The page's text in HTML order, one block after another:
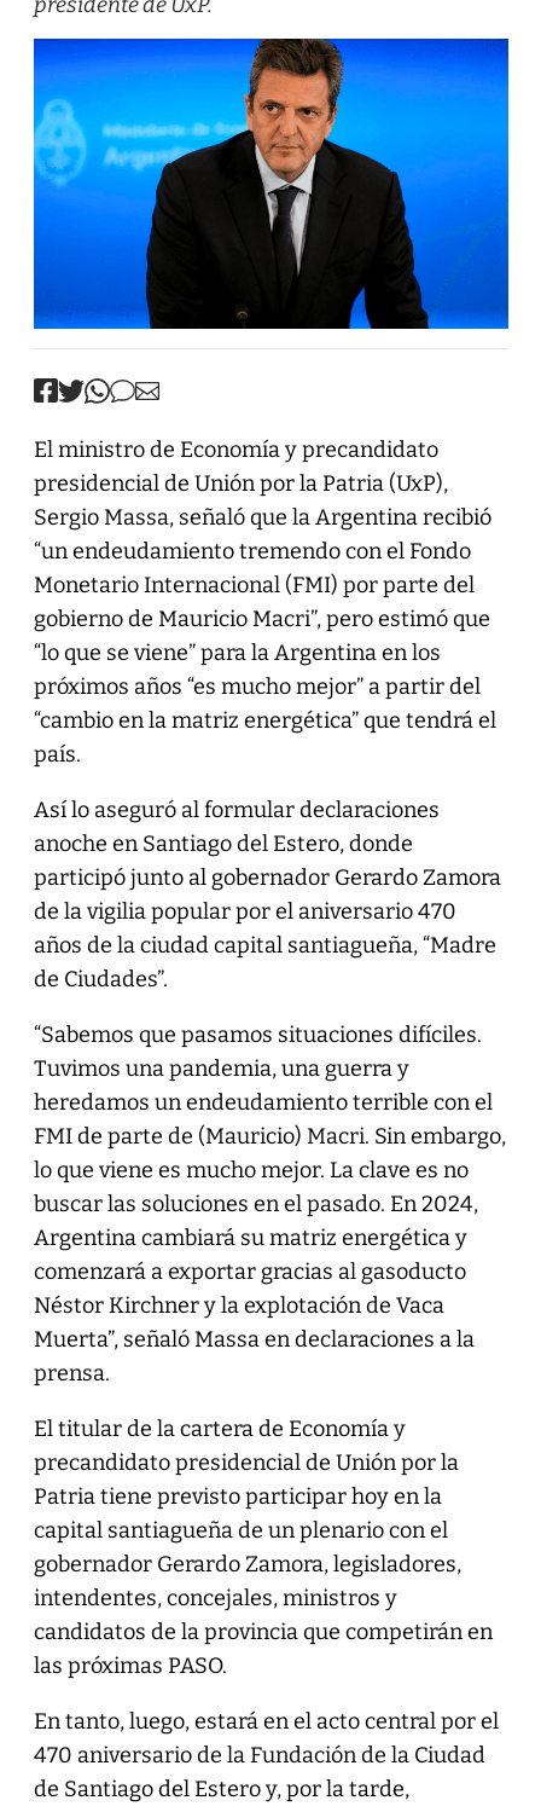
El ministro de Economía y precandidato
presidencial de Unión por la Patria (UxP),
Sergio Massa, señaló que la Argentina recibió
“un endeudamiento tremendo con el Fondo
Monetario Internacional (FMI) por parte del
gobierno de Mauricio Macri”, pero estimó que
“lo que se viene” para la Argentina en los
próximos años “es mucho mejor” a partir del
“cambio en la matriz energética” que tendrá el
país.
Así lo aseguró al formular declaraciones
anoche en Santiago del Estero, donde
participó junto al gobernador Gerardo Zamora
de la vigilia popular por el aniversario 470
años de la ciudad capital santiagueña, “Madre
de Ciudades”.
“Sabemos que pasamos situaciones difíciles.
Tuvimos una pandemia, una guerra y
heredamos un endeudamiento terrible con el
FMI de parte de (Mauricio) Macri. Sin embargo,
lo que viene es mucho mejor. La clave es no
buscar las soluciones en el pasado. En 2024,
Argentina cambiará su matriz energética y
comenzará a exportar gracias al gasoducto
Néstor Kirchner y la explotación de Vaca
Muerta”, señaló Massa en declaraciones a la
prensa.
El titular de la cartera de Economía y
precandidato presidencial de Unión por la
Patria tiene previsto participar hoy en la
capital santiagueña de un plenario con el
gobernador Gerardo Zamora, legisladores,
intendentes, concejales, ministros y
candidatos de la provincia que competirán en
las próximas PASO.
En tanto, luego, estará en el acto central por el
470 aniversario de la Fundación de la Ciudad
de Santiago del Estero y, por la tarde,